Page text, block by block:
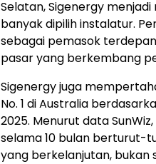
Selatan, Sigenergy
banyak dipilih instalatur.
sebagai pemasok
pasar yang berkembang
Sigenergy juga
No. 1 di Australia
2025. Menurut data
selama 10 bulan berturut-
yang berkelanjutan, bukan